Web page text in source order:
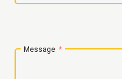
Message